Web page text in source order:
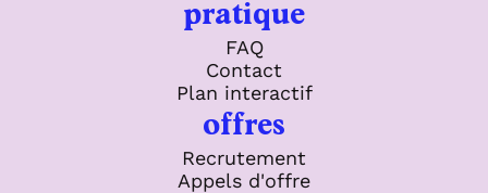
pratique
FAQ
Contact
Plan interactif
offres
Recrutement
Appels d'offre